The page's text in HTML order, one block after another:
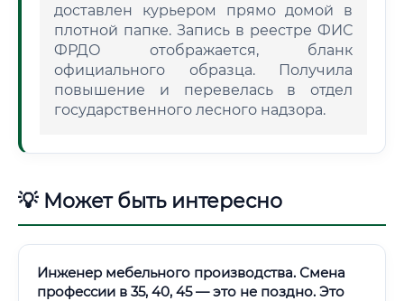
доставлен курьером прямо домой в
плотной папке. Запись в реестре ФИС
ФРДО отображается, бланк
официального образца. Получила
повышение и перевелась в отдел
государственного лесного надзора.
💡 Может быть интересно
Инженер мебельного производства. Смена
профессии в 35, 40, 45 — это не поздно. Это